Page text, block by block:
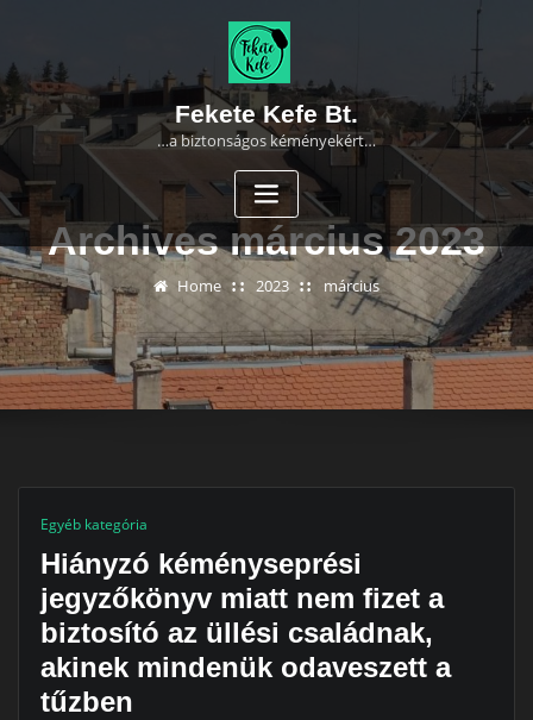
content
Fekete Kefe Bt.
…a biztonságos kéményekért…
Archives március 2023
Home 2023 március
Egyéb kategória
Hiányzó kéményseprési
jegyzőkönyv miatt nem fizet a
biztosító az üllési családnak,
akinek mindenük odaveszett a
tűzben